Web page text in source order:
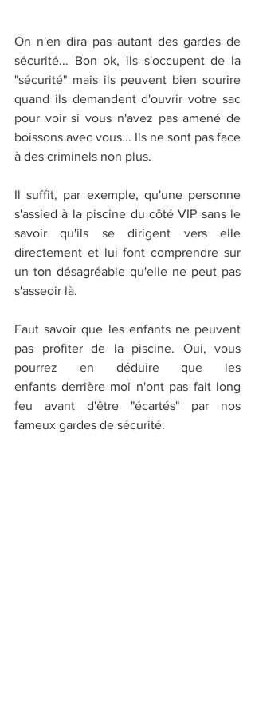
On n'en dira pas autant des gardes de
sécurité... Bon ok, ils s'occupent de la
"sécurité" mais ils peuvent bien sourire
quand ils demandent d'ouvrir votre sac
pour voir si vous n'avez pas amené de
boissons avec vous... Ils ne sont pas face
à des criminels non plus.
Il suffit, par exemple, qu'une personne
s'assied à la piscine du côté VIP sans le
savoir qu'ils se dirigent vers elle
directement et lui font comprendre sur
un ton désagréable qu'elle ne peut pas
s'asseoir là.
Faut savoir que les enfants ne peuvent
pas profiter de la piscine. Oui, vous
pourrez en déduire que les
enfants derrière moi n'ont pas fait long
feu avant d'être "écartés" par nos
fameux gardes de sécurité.